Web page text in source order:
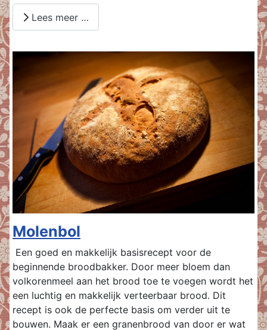
Lees meer …
Molenbol
Een goed en makkelijk basisrecept voor de
beginnende broodbakker. Door meer bloem dan
volkorenmeel aan het brood toe te voegen wordt het
een luchtig en makkelijk verteerbaar brood. Dit
recept is ook de perfecte basis om verder uit te
bouwen. Maak er een granenbrood van door er wat